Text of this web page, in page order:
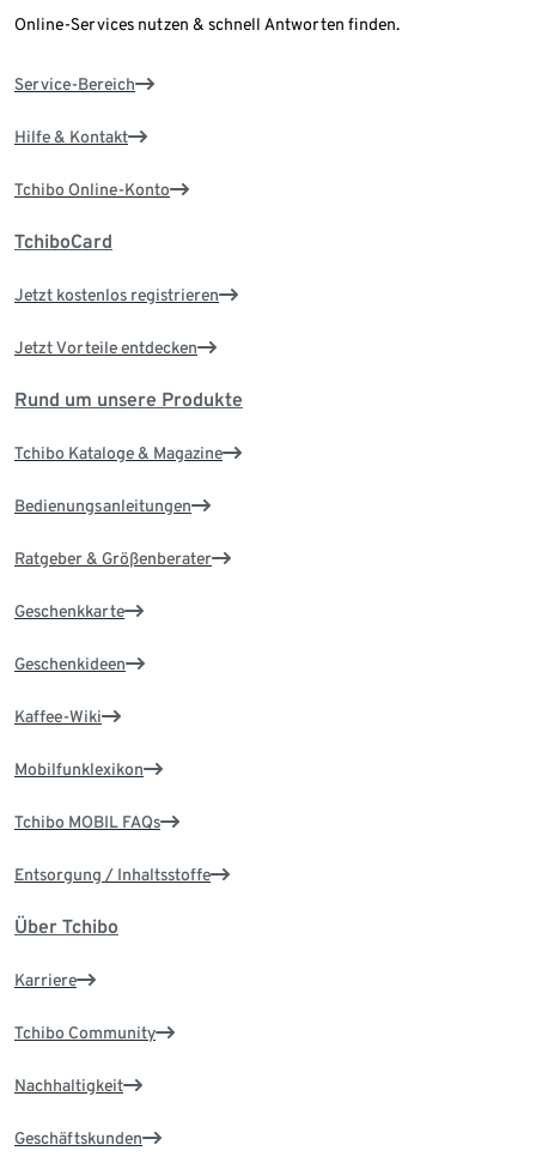
Online-Services nutzen & schnell Antworten finden.
Service-Bereich
Hilfe & Kontakt
Tchibo Online-Konto
TchiboCard
Jetzt kostenlos registrieren
Jetzt Vorteile entdecken
Rund um unsere Produkte
Tchibo Kataloge & Magazine
Bedienungsanleitungen
Ratgeber & Größenberater
Geschenkkarte
Geschenkideen
Kaffee-Wiki
Mobilfunklexikon
Tchibo MOBIL FAQs
Entsorgung / Inhaltsstoffe
Über Tchibo
Karriere
Tchibo Community
Nachhaltigkeit
Geschäftskunden